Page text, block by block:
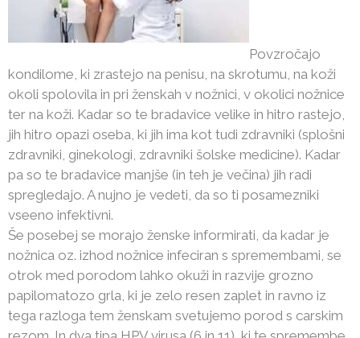
Povzročajo
kondilome, ki zrastejo na penisu, na skrotumu, na koži
okoli spolovila in pri ženskah v nožnici, v okolici nožnice
ter na koži. Kadar so te bradavice velike in hitro rastejo,
jih hitro opazi oseba, ki jih ima kot tudi zdravniki (splošni
zdravniki, ginekologi, zdravniki šolske medicine). Kadar
pa so te bradavice manjše (in teh je večina) jih radi
spregledajo. A nujno je vedeti, da so ti posamezniki
vseeno infektivni.
Še posebej se morajo ženske informirati, da kadar je
nožnica oz. izhod nožnice infeciran s spremembami, se
otrok med porodom lahko okuži in razvije grozno
papilomatozo grla, ki je zelo resen zaplet in ravno iz
tega razloga tem ženskam svetujemo porod s carskim